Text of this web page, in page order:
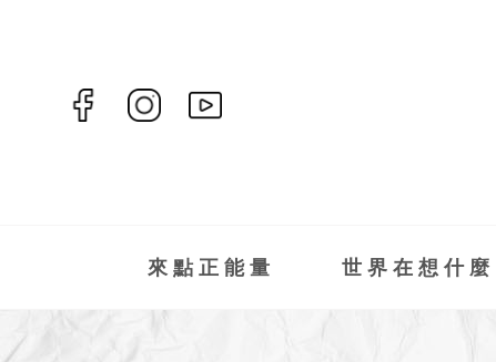
來點正能量 世界在想什麼